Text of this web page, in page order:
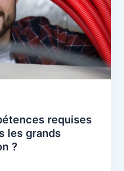
requises
les grands
?